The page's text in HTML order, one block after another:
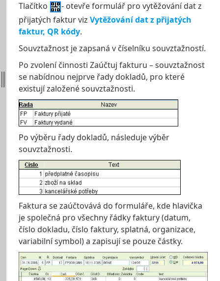
Tlačítko
- otevře formulář pro vytěžování dat z
přijatých faktur viz Vytěžování dat z přijatých
faktur, QR kódy.
Souvztažnost je zapsaná v číselníku souvztažností.
Po zvolení činnosti Zaúčtuj fakturu – souvztažnost
se nabídnou nejprve řady dokladů, pro které
existují založené souvztažnosti.
Po výběru řady dokladů, následuje výběr
souvztažnosti.
Faktura se zaúčtovává do formuláře, kde hlavička
je společná pro všechny řádky faktury (datum,
číslo dokladu, číslo faktury, splatná, organizace,
variabilní symbol) a zapisují se pouze částky.